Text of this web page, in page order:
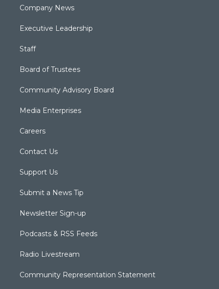
Company News
Executive Leadership
Staff
Board of Trustees
Community Advisory Board
Media Enterprises
Careers
Contact Us
Support Us
Submit a News Tip
Newsletter Sign-up
Podcasts & RSS Feeds
Radio Livestream
Community Representation Statement